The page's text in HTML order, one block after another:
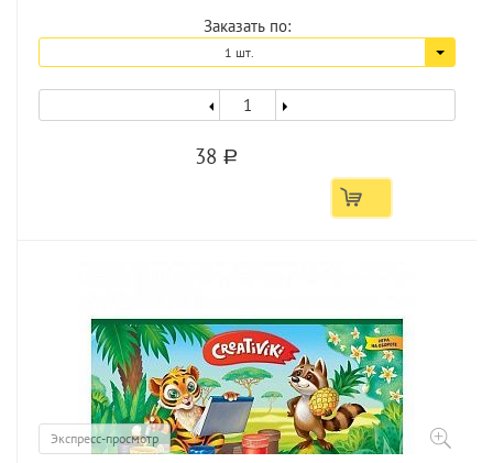
Заказать по:
1 шт.
38 a
Экспресс-просмотр